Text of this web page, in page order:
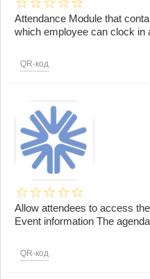
Attendance Module that
which employee can clock in
QR-код
Allow attendees to access
Event information The
QR-код